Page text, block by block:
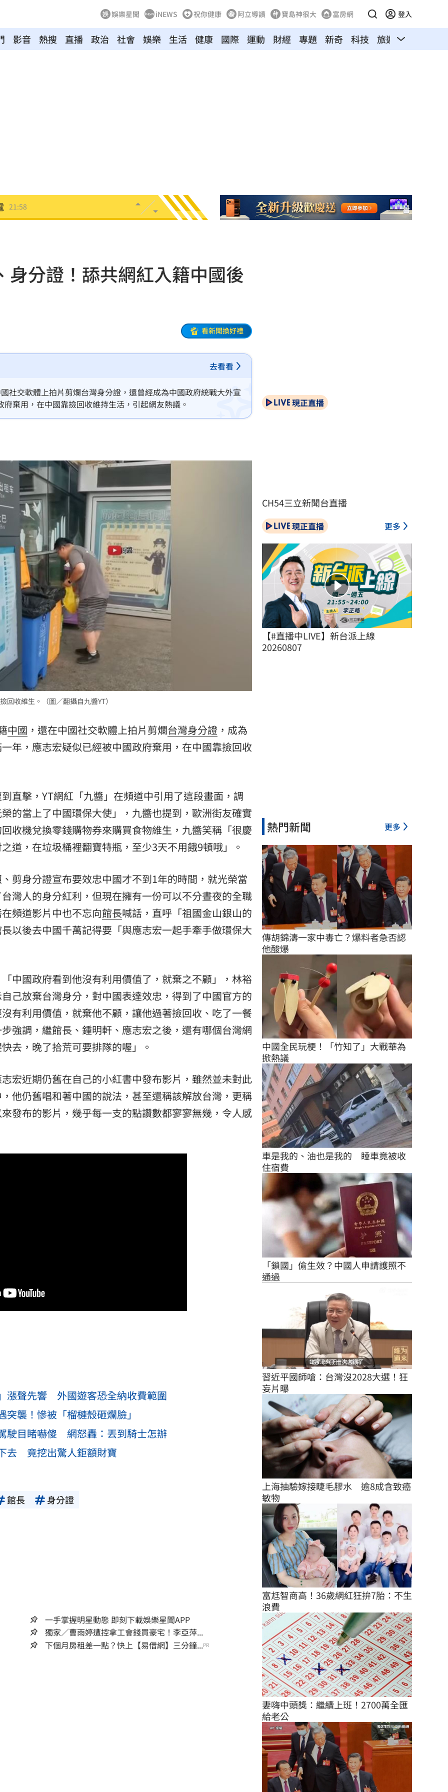
娛樂星聞 iNEWS 祝你健康 阿立導讀 寶島神很大 富房網 登入
影音 熱搜 直播 政治 社會 娛樂 生活 健康 國際 運動 財經 專題 新奇 科技 旅遊 汽車
21:58
21:54
21:44
21:38
21:31
21:30
21:26
12:00
12:00
10:00
身分證！舔共網紅入籍中國後
看新聞換好禮
去看看
社交軟體上拍片剪爛台灣身分證，還曾經成為中國政府統戰大外宣
棄用，在中國靠撿回收維持生活，引起網友熱議。
收維生。（圖／翻攝自九醬YT）
中國 ，還在中國社交軟體上拍片剪爛台灣身分證 ，成為
年，應志宏疑似已經被中國政府棄用，在中國靠撿回收
直擊，YT網紅「九醬」在頻道中引用了這段畫面，調
的當上了中國環保大使」，九醬也提到，歐洲街友確實
收機兌換零錢購物券來購買食物維生，九醬笑稱「很慶
道，在垃圾桶裡翻寶特瓶，至少3天不用餓9頓哦」。
剪身分證宣布要效忠中國才不到1年的時間，就光榮當
灣人的身分紅利，但現在擁有一份可以不分晝夜的全職
頻道影片中也不忘向館長喊話，直呼「祖國金山銀山的
以後去中國千萬記得要「與應志宏一起手牽手做環保大
中國政府看到他沒有利用價值了，就棄之不顧」，林裕
己放棄台灣身分，對中國表達效忠，得到了中國官方的
有利用價值，就棄他不顧，讓他過著撿回收、吃了一餐
強調，繼館長、鍾明軒、應志宏之後，還有哪個台灣網
去，晚了拾荒可要排隊的喔」。
宏近期仍舊在自己的小紅書中發布影片，雖然並未對此
他仍舊唱和著中國的說法，甚至還稱該解放台灣，更稱
發布的影片，幾乎每一支的點讚數都寥寥無幾，令人感
漲聲先響 外國遊客恐全納收費範圍
襲！慘被「榴槤殼砸爛臉」
駛目睹嚇傻 網怒轟：丟到騎士怎辦
去 竟挖出驚人鉅額財寶
館長 身分證
一手掌握明星動態 即刻下載娛樂星聞APP
獨家／曹雨婷遭控拿工會錢買豪宅！李亞萍...
下個月房租差一點？快上【易借網】三分鐘...PR
現正直播
CH54三立新聞台直播
現正直播 更多
【#直播中LIVE】新台派上線
20260807
熱門新聞 更多
傳胡錦濤一家中毒亡？爆料者急否認
他酸爆
中國全民玩梗！「竹知了」大戰華為
掀熱議
車是我的、油也是我的　睡車竟被收
住宿費
「鎖國」偷生效？中國人申請護照不
通過
習近平國師嗆：台灣沒2028大選！狂
妄片曝
上海抽驗嫁接睫毛膠水　逾8成含致癌
敏物
富尪智商高！36歲網紅狂拚7胎：不生
浪費
妻嗨中頭獎：繼續上班！2700萬全匯
給老公